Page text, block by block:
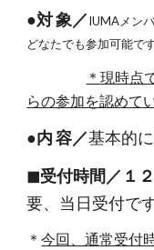
●対 象／IUMAメン
どなたでも参加可能で
＊現時点
らの参加を認めて
●内 容／基本的
◼︎受付時間／１
要、当日受付です
＊今回、通常受付